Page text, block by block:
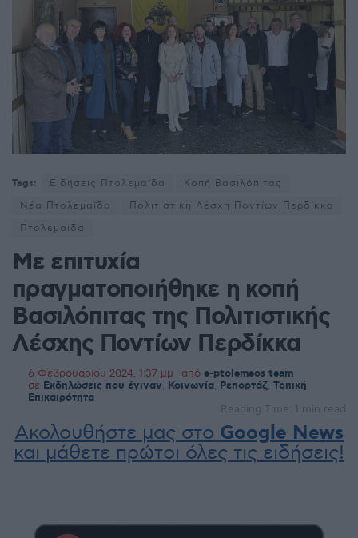
Tags: Ειδήσεις Πτολεμαΐδα
Κoπή Βασιλόπιτας
Νέα Πτολεμαΐδα
Πολιτιστική Λέσχη Ποντίων Περδίκκα
Πτολεμαΐδα
Με επιτυχία
πραγματοποιήθηκε η κοπή
Βασιλόπιτας της Πολιτιστικής
Λέσχης Ποντίων Περδίκκα
6 Φεβρουαρίου 2024, 1:37 μμ από e-ptolemeos team
σε Εκδηλώσεις που έγιναν Κοινωνία Ρεπορτάζ Τοπική
Επικαιρότητα
Reading Time: 1 min read
Ακολουθήστε μας στο Google News
και μάθετε πρώτοι όλες τις ειδήσεις!